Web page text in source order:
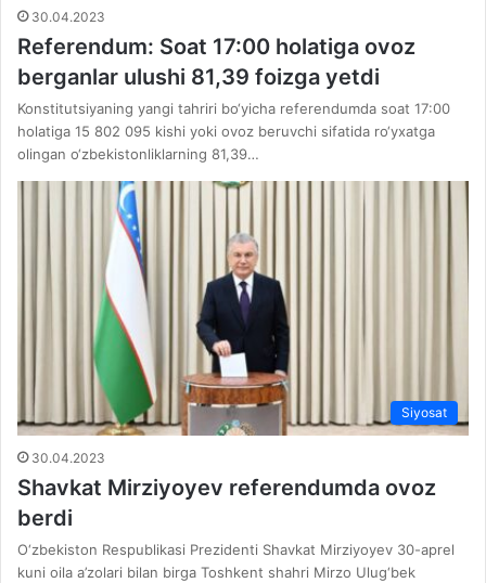
30.04.2023
Referendum: Soat 17:00 holatiga ovoz
berganlar ulushi 81,39 foizga yetdi
Konstitutsiyaning yangi tahriri bo‘yicha referendumda soat 17:00
holatiga 15 802 095 kishi yoki ovoz beruvchi sifatida ro‘yxatga
olingan o‘zbekistonliklarning 81,39…
Siyosat
30.04.2023
Shavkat Mirziyoyev referendumda ovoz
berdi
O‘zbekiston Respublikasi Prezidenti Shavkat Mirziyoyev 30-aprel
kuni oila a’zolari bilan birga Toshkent shahri Mirzo Ulug‘bek